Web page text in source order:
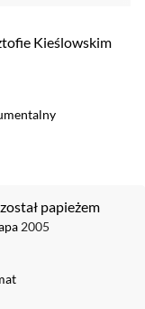
Kieślowskim
papieżem
2005